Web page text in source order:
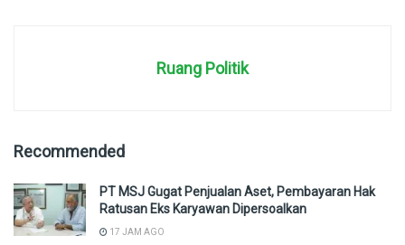
Ruang Politik
Recommended
PT MSJ Gugat Penjualan Aset, Pembayaran Hak
Ratusan Eks Karyawan Dipersoalkan
17 JAM AGO